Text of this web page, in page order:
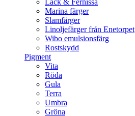
Lack & Fernissa
Marina färger
Slamfärger
Linoljefärger från Enetorpet
Wibo emulsionsfärg
Rostskydd
Pigment
Vita
Röda
Gula
Terra
Umbra
Gröna